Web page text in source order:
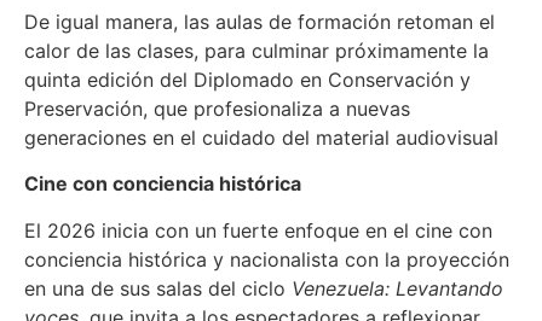
De igual manera, las aulas de formación retoman el
calor de las clases, para culminar próximamente la
quinta edición del Diplomado en Conservación y
Preservación, que profesionaliza a nuevas
generaciones en el cuidado del material audiovisual
Cine con conciencia histórica
El 2026 inicia con un fuerte enfoque en el cine con
conciencia histórica y nacionalista con la proyección
en una de sus salas del ciclo Venezuela: Levantando